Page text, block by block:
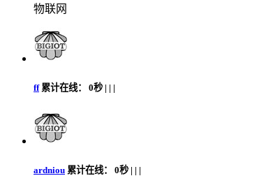
物联网
ff累计在线： 0秒 | | |
ardniou 累计在线： 0秒 | | |